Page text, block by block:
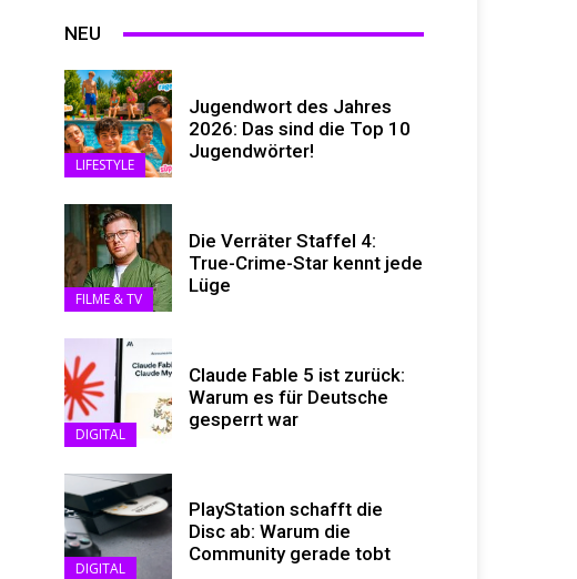
NEU
LIFESTYLE
Jugendwort des Jahres
2026: Das sind die Top 10
Jugendwörter!
FILME & TV
Die Verräter Staffel 4:
True-Crime-Star kennt jede
Lüge
DIGITAL
Claude Fable 5 ist zurück:
Warum es für Deutsche
gesperrt war
DIGITAL
PlayStation schafft die
Disc ab: Warum die
Community gerade tobt